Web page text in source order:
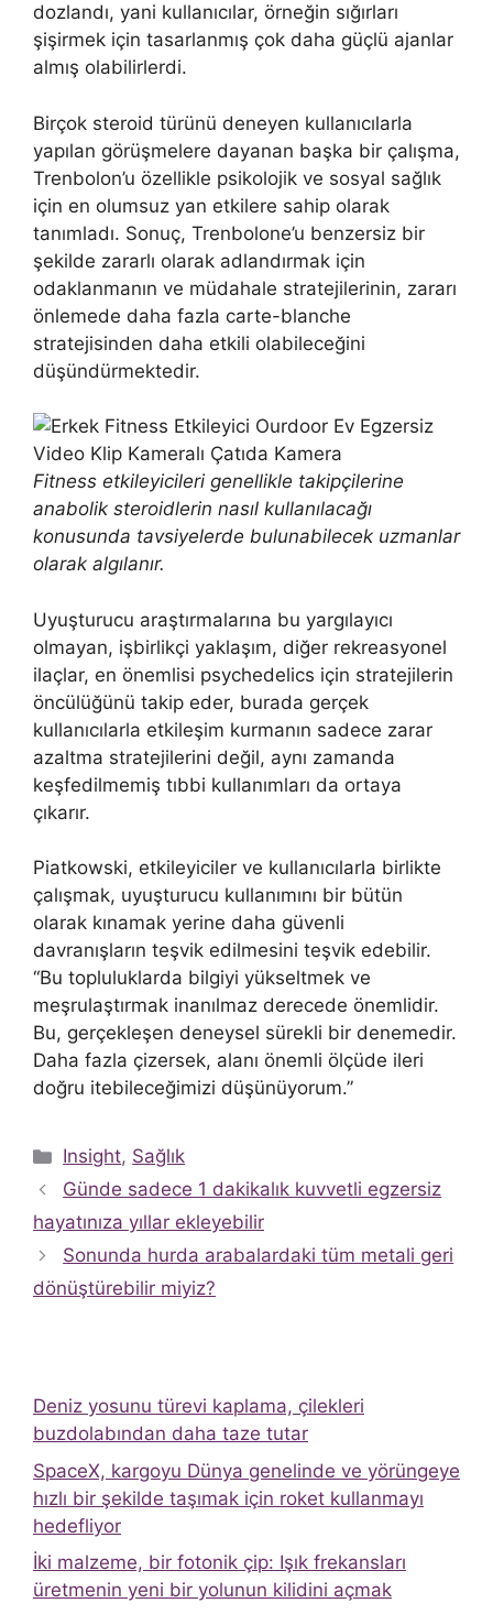
dozlandı, yani kullanıcılar, örneğin sığırları
şişirmek için tasarlanmış çok daha güçlü ajanlar
almış olabilirlerdi.
Birçok steroid türünü deneyen kullanıcılarla
yapılan görüşmelere dayanan başka bir çalışma,
Trenbolon’u özellikle psikolojik ve sosyal sağlık
için en olumsuz yan etkilere sahip olarak
tanımladı. Sonuç, Trenbolone’u benzersiz bir
şekilde zararlı olarak adlandırmak için
odaklanmanın ve müdahale stratejilerinin, zararı
önlemede daha fazla carte-blanche
stratejisinden daha etkili olabileceğini
düşündürmektedir.
Fitness etkileyicileri genellikle takipçilerine
anabolik steroidlerin nasıl kullanılacağı
konusunda tavsiyelerde bulunabilecek uzmanlar
olarak algılanır.
Uyuşturucu araştırmalarına bu yargılayıcı
olmayan, işbirlikçi yaklaşım, diğer rekreasyonel
ilaçlar, en önemlisi psychedelics için stratejilerin
öncülüğünü takip eder, burada gerçek
kullanıcılarla etkileşim kurmanın sadece zarar
azaltma stratejilerini değil, aynı zamanda
keşfedilmemiş tıbbi kullanımları da ortaya
çıkarır.
Piatkowski, etkileyiciler ve kullanıcılarla birlikte
çalışmak, uyuşturucu kullanımını bir bütün
olarak kınamak yerine daha güvenli
davranışların teşvik edilmesini teşvik edebilir.
“Bu topluluklarda bilgiyi yükseltmek ve
meşrulaştırmak inanılmaz derecede önemlidir.
Bu, gerçekleşen deneysel sürekli bir denemedir.
Daha fazla çizersek, alanı önemli ölçüde ileri
doğru itebileceğimizi düşünüyorum.”
Kategoriler
Insight, Sağlık
Günde sadece 1 dakikalık kuvvetli egzersiz
hayatınıza yıllar ekleyebilir
Sonunda hurda arabalardaki tüm metali geri
dönüştürebilir miyiz?
Deniz yosunu türevi kaplama, çilekleri
buzdolabından daha taze tutar
SpaceX, kargoyu Dünya genelinde ve yörüngeye
hızlı bir şekilde taşımak için roket kullanmayı
hedefliyor
İki malzeme, bir fotonik çip: Işık frekansları
üretmenin yeni bir yolunun kilidini açmak